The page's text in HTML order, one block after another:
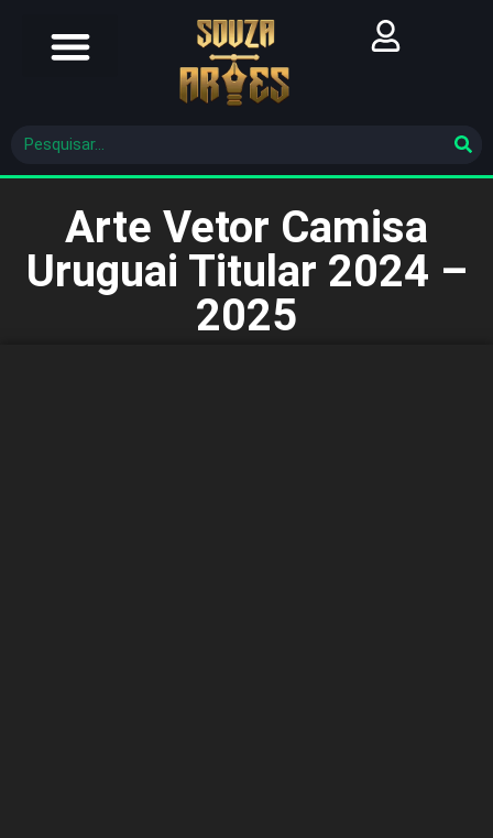
Arte Vetor Camisa
Uruguai Titular 2024 –
2025